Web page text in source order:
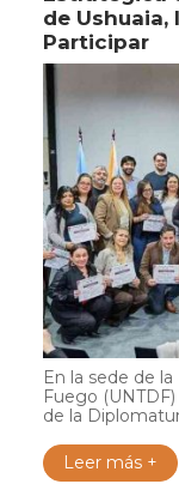
de Ushuaia,
Participar
En la sede de
Fuego
de la
Leer más +